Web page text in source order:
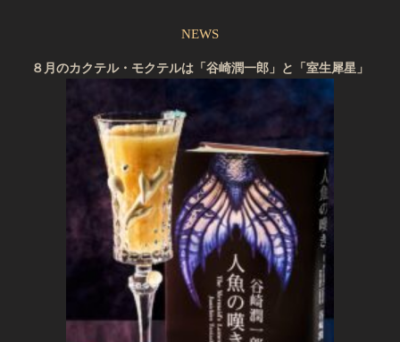
NEWS
８月のカクテル・モクテルは「谷崎潤一郎」と「室生犀星」